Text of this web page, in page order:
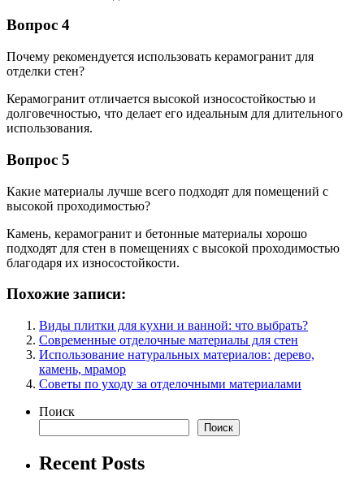
Вопрос 4
Почему рекомендуется использовать керамогранит для
отделки стен?
Керамогранит отличается высокой износостойкостью и
долговечностью, что делает его идеальным для длительного
использования.
Вопрос 5
Какие материалы лучше всего подходят для помещений с
высокой проходимостью?
Камень, керамогранит и бетонные материалы хорошо
подходят для стен в помещениях с высокой проходимостью
благодаря их износостойкости.
Похожие записи:
Виды плитки для кухни и ванной: что выбрать?
Современные отделочные материалы для стен
Использование натуральных материалов: дерево,
камень, мрамор
Советы по уходу за отделочными материалами
Поиск
Поиск
Recent Posts